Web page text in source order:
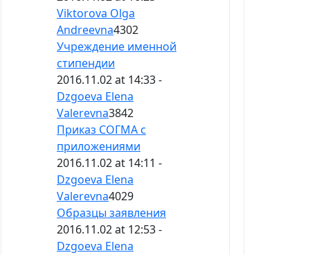
Viktorova Olga
Andreevna4302
Учреждение именной
стипендии
2016.11.02 at 14:33 -
Dzgoeva Elena
Valerevna3842
Приказ СОГМА с
приложениями
2016.11.02 at 14:11 -
Dzgoeva Elena
Valerevna4029
Образцы заявления
2016.11.02 at 12:53 -
Dzgoeva Elena